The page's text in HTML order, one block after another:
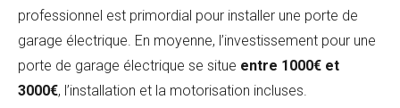
professionnel est primordial pour installer une porte de
garage électrique. En moyenne, l’investissement pour une
porte de garage électrique se situe entre 1000€ et
3000€, l’installation et la motorisation incluses.